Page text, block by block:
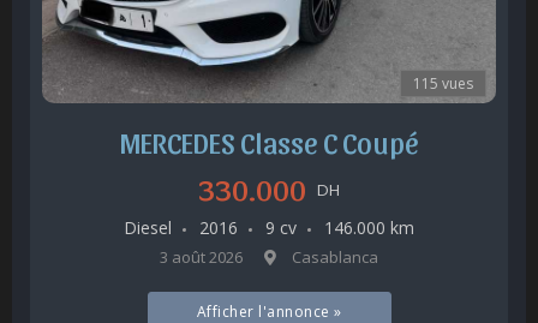
115 vues
MERCEDES Classe C Coupé
330.000 DH
Diesel 2016 9 cv 146.000 km
3 août 2026 Casablanca
Afficher l'annonce »